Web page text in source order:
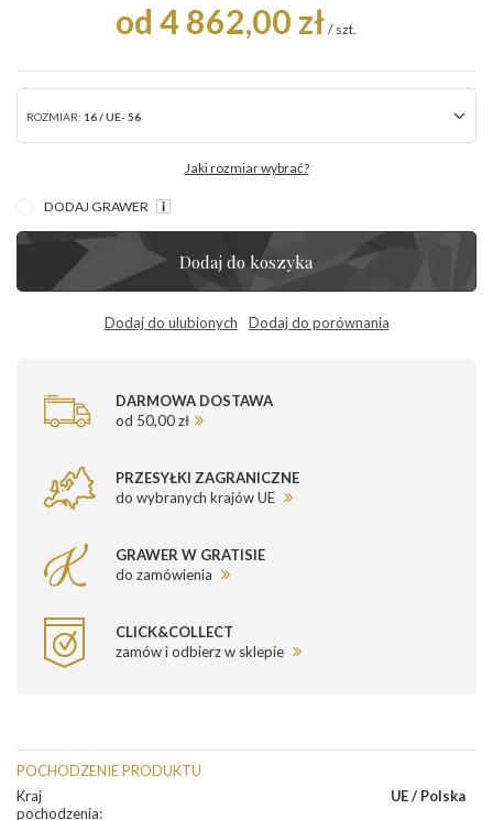
od 4 862,00 zł / szt.
ROZMIAR: 16 / UE- 56
Jaki rozmiar wybrać?
DODAJ GRAWER
Dodaj do koszyka
Dodaj do ulubionych Dodaj do porównania
DARMOWA DOSTAWA
od 50,00 zł
PRZESYŁKI ZAGRANICZNE
do wybranych krajów UE
GRAWER W GRATISIE
do zamówienia
CLICK&COLLECT
zamów i odbierz w sklepie
POCHODZENIE PRODUKTU
Kraj
pochodzenia:
UE / Polska